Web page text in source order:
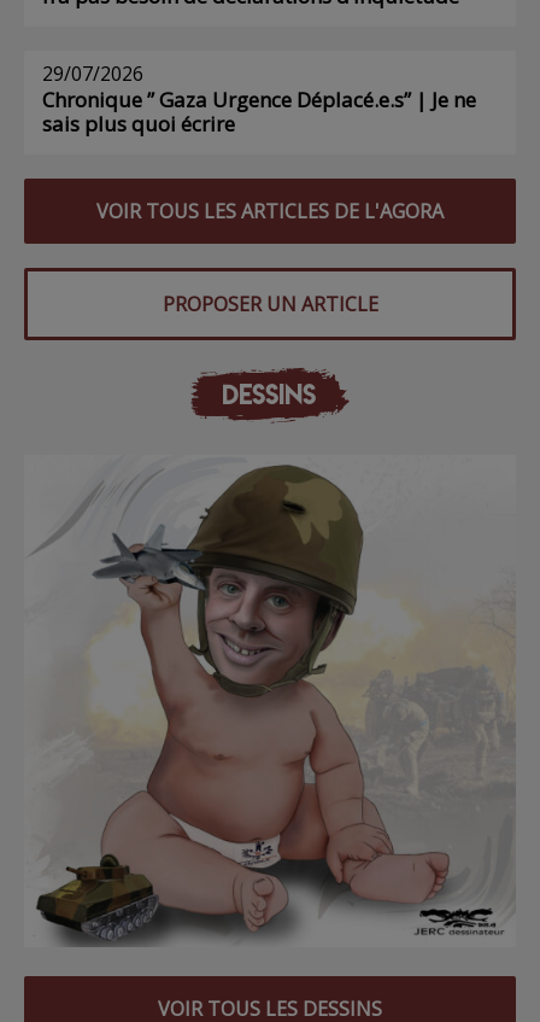
29/07/2026
Chronique ” Gaza Urgence Déplacé.e.s” | Je ne
sais plus quoi écrire
VOIR TOUS LES ARTICLES DE L'AGORA
PROPOSER UN ARTICLE
DESSINS
VOIR TOUS LES DESSINS